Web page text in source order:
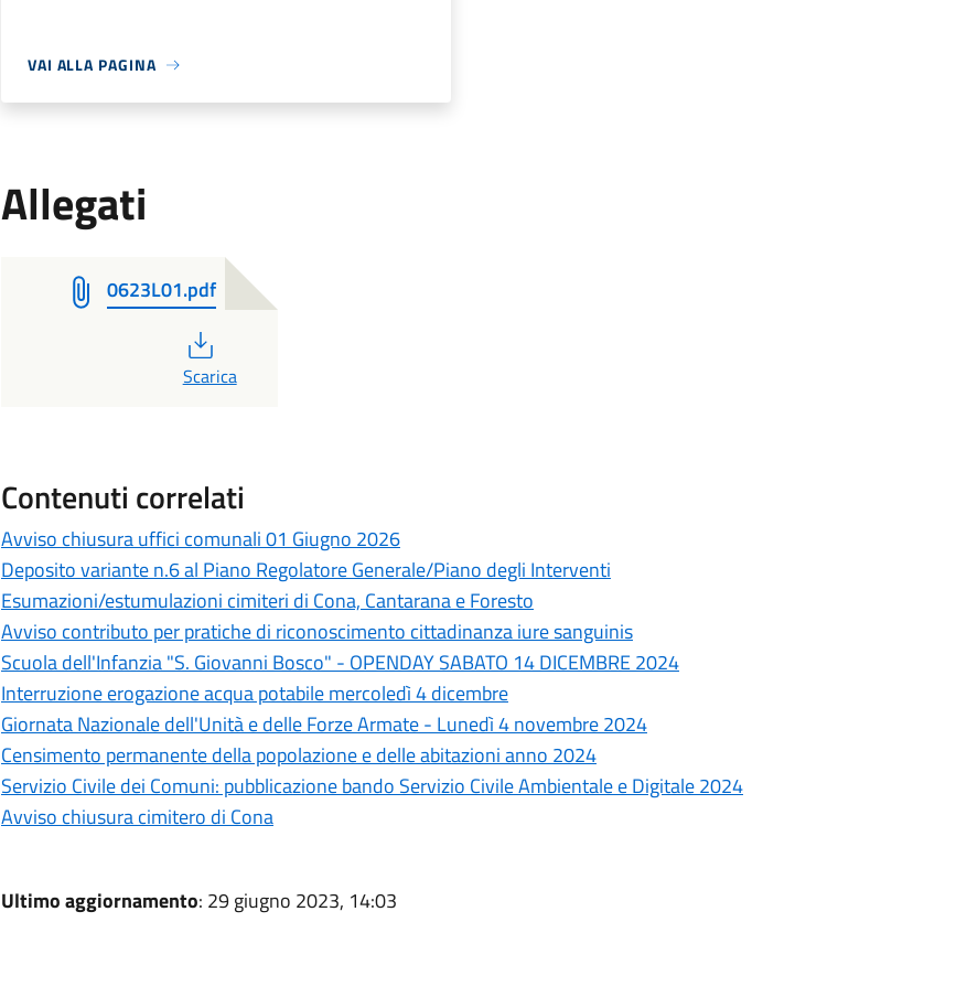
VAI ALLA PAGINA
Allegati
0623L01.pdf
PDF
Scarica
Contenuti correlati
Avviso chiusura uffici comunali 01 Giugno 2026
Deposito variante n.6 al Piano Regolatore Generale/Piano degli Interventi
Esumazioni/estumulazioni cimiteri di Cona, Cantarana e Foresto
Avviso contributo per pratiche di riconoscimento cittadinanza iure sanguinis
Scuola dell'Infanzia "S. Giovanni Bosco" - OPENDAY SABATO 14 DICEMBRE 2024
Interruzione erogazione acqua potabile mercoledì 4 dicembre
Giornata Nazionale dell'Unità e delle Forze Armate - Lunedì 4 novembre 2024
Censimento permanente della popolazione e delle abitazioni anno 2024
Servizio Civile dei Comuni: pubblicazione bando Servizio Civile Ambientale e Digitale 2024
Avviso chiusura cimitero di Cona
Ultimo aggiornamento: 29 giugno 2023, 14:03